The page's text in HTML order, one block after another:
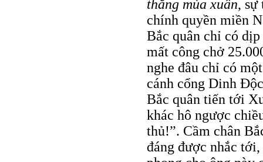
thắng mùa xuân, sự
chính quyền miền
Bắc quân chỉ có
mất công chở
nghe đâu chỉ có
cánh cổng Dinh
Bắc quân tiến tới
khác hô ngược
thủ!”. Cầm chân
đáng được nhắc